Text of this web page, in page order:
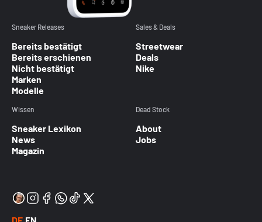
Sneaker Releases
Bereits bestätigt
Bereits erschienen
Nicht bestätigt
Marken
Modelle
Sales & Deals
Streetwear
Deals
Nike
Wissen
Sneaker Lexikon
News
Magazin
Dead Stock
About
Jobs